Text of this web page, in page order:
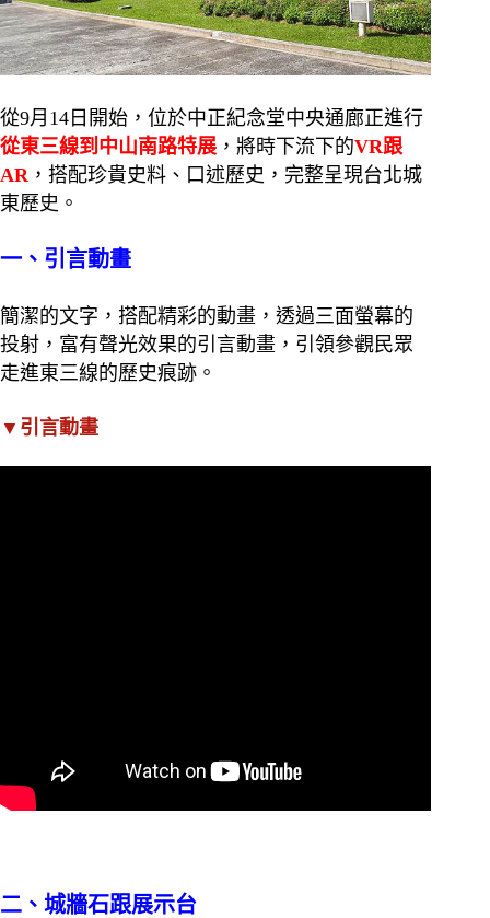
從9月14日開始，位於中正紀念堂中央通廊正進行
從東三線到中山南路特展 ，將時下流下的VR跟
AR ，搭配珍貴史料、口述歷史，完整呈現台北城
東歷史。
一、引言動畫
簡潔的文字，搭配精彩的動畫，透過三面螢幕的
投射，富有聲光效果的引言動畫，引領參觀民眾
走進東三線的歷史痕跡。
▼引言動畫
二、城牆石跟展示台